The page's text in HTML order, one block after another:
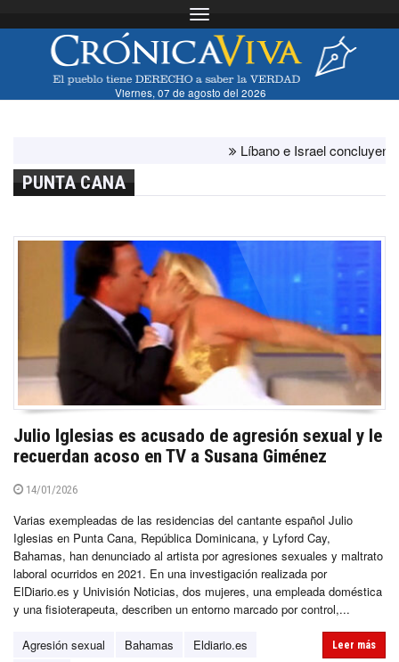
Toggle navigation
Viernes, 07 de agosto del 2026
Líbano e Israel concluyen
PUNTA CANA
Julio Iglesias es acusado de agresión sexual y le
recuerdan acoso en TV a Susana Giménez
14/01/2026
Varias exempleadas de las residencias del cantante español Julio
Iglesias en Punta Cana, República Dominicana, y Lyford Cay,
Bahamas, han denunciado al artista por agresiones sexuales y maltrato
laboral ocurridos en 2021. En una investigación realizada por
ElDiario.es y Univisión Noticias, dos mujeres, una empleada doméstica
y una fisioterapeuta, describen un entorno marcado por control,...
Agresión sexual Bahamas
Eldiario.es
Leer más